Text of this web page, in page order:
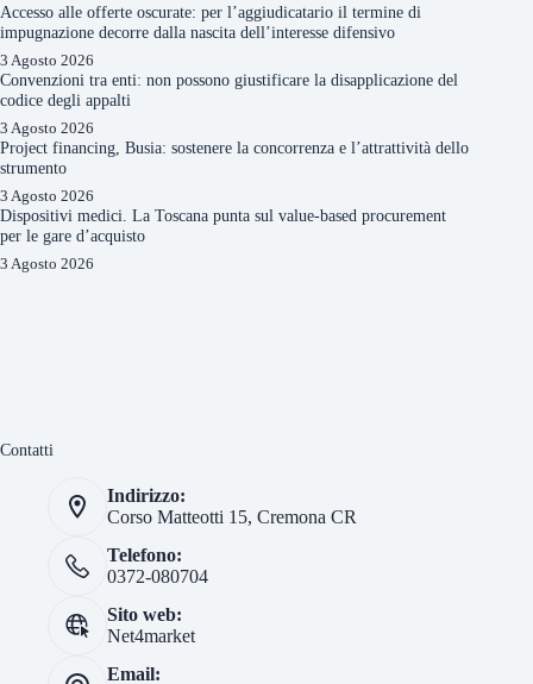
Accesso alle offerte oscurate: per l’aggiudicatario il termine di
impugnazione decorre dalla nascita dell’interesse difensivo
3 Agosto 2026
Convenzioni tra enti: non possono giustificare la disapplicazione del
codice degli appalti
3 Agosto 2026
Project financing, Busia: sostenere la concorrenza e l’attrattività dello
strumento
3 Agosto 2026
Dispositivi medici. La Toscana punta sul value-based procurement
per le gare d’acquisto
3 Agosto 2026
Contatti
Indirizzo:
Corso Matteotti 15, Cremona CR
Telefono:
0372-080704
Sito web:
Net4market
Email: